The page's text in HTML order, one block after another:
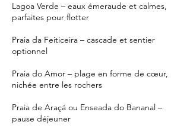
Lagoa Verde – eaux émeraude et calmes,
parfaites pour flotter
Praia da Feiticeira – cascade et sentier
optionnel
Praia do Amor – plage en forme de cœur,
nichée entre les rochers
Praia de Araçá ou Enseada do Bananal –
pause déjeuner